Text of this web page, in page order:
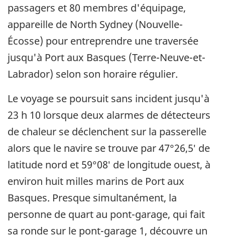
passagers et 80 membres d'équipage,
appareille de North Sydney (Nouvelle-
Écosse) pour entreprendre une traversée
jusqu'à Port aux Basques (Terre-Neuve-et-
Labrador) selon son horaire régulier.
Le voyage se poursuit sans incident jusqu'à
23 h 10 lorsque deux alarmes de détecteurs
de chaleur se déclenchent sur la passerelle
alors que le navire se trouve par 47°26,5′ de
latitude nord et 59°08′ de longitude ouest, à
environ huit milles marins de Port aux
Basques. Presque simultanément, la
personne de quart au pont-garage, qui fait
sa ronde sur le pont-garage 1, découvre un